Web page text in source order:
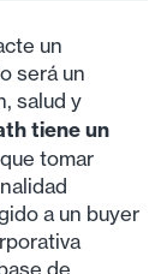
un
será un
salud y
tiene un
tomar
a un buyer